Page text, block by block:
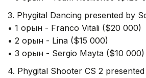
3. Phygital Dancing presented by
• 1 орын - Franco Vitali ($20 000)
• 2 орын - Lina ($15 000)
• 3 орын - Sergio Mayta ($10 000)
4. Phygital Shooter CS 2